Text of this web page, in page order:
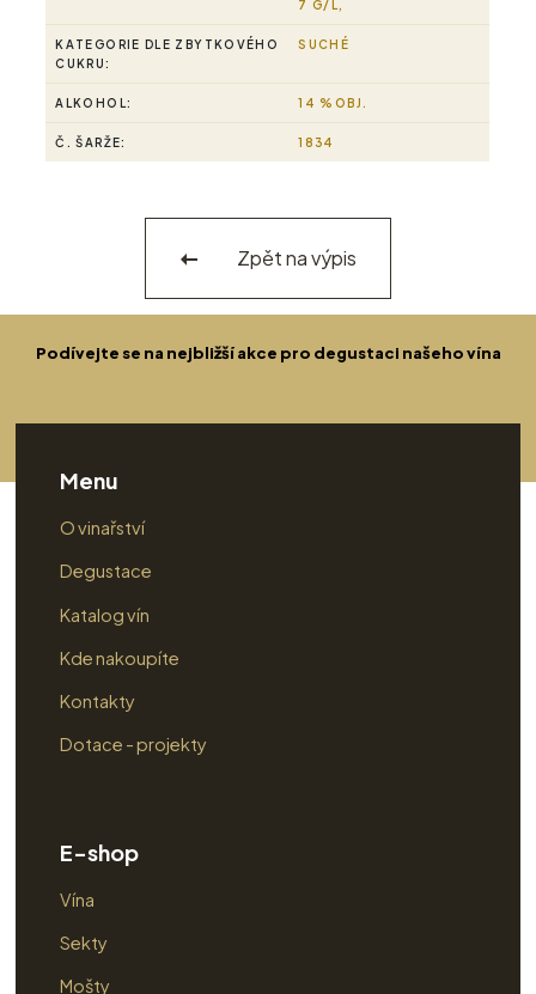
7 G/L,
KATEGORIE DLE ZBYTKOVÉHO
CUKRU:
SUCHÉ
ALKOHOL: 14 %OBJ.
Č. ŠARŽE: 1834
Zpět na výpis
Podívejte se na nejbližší akce pro degustaci našeho vína
Menu
O vinařství
Degustace
Katalog vín
Kde nakoupíte
Kontakty
Dotace - projekty
E-shop
Vína
Sekty
Mošty